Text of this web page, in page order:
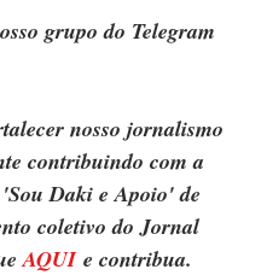
grupo do Telegram
nosso jornalismo
contribuindo com a
Daki e Apoio' de
coletivo do Jornal
AQUI e contribua.